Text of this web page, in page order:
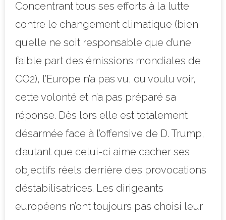
Concentrant tous ses efforts à la lutte
contre le changement climatique (bien
qu’elle ne soit responsable que d’une
faible part des émissions mondiales de
CO2), l’Europe n’a pas vu, ou voulu voir,
cette volonté et n’a pas préparé sa
réponse. Dès lors elle est totalement
désarmée face à l’offensive de D. Trump,
d’autant que celui-ci aime cacher ses
objectifs réels derrière des provocations
déstabilisatrices. Les dirigeants
européens n’ont toujours pas choisi leur